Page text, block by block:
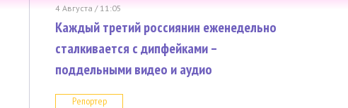
4 Августа / 11:05
Каждый третий россиянин еженедельно
сталкивается с дипфейками –
поддельными видео и аудио
Репортер